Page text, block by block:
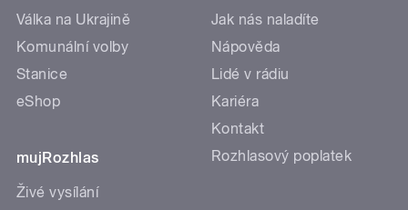
Válka na Ukrajině
Komunální volby
Stanice
eShop
mujRozhlas
Živé vysílání
Jak nás naladíte
Nápověda
Lidé v rádiu
Kariéra
Kontakt
Rozhlasový poplatek